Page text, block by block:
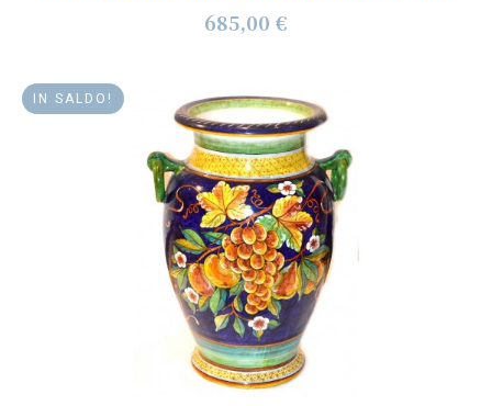
685,00 €
IN SALDO!